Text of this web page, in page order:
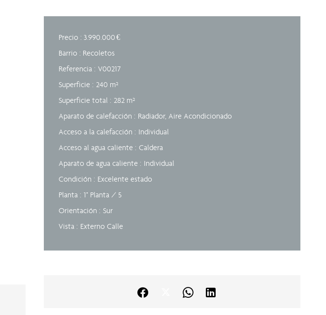
Precio : 3.990.000 €
Barrio : Recoletos
Referencia
V00217
Superficie
240 m²
Superficie total
282 m²
Aparato de calefacción
Radiador, Aire Acondicionado
Acceso a la calefacción
Individual
Acceso al agua caliente
Caldera
Aparato de agua caliente
Individual
Condición
Excelente estado
Planta
1° Planta / 5
Orientación
Sur
Vista
Externo Calle